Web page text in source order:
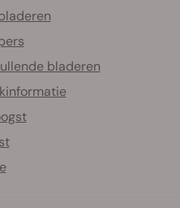
bladeren